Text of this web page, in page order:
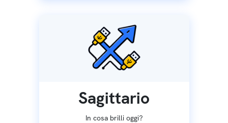
Sagittario
In cosa brilli oggi?